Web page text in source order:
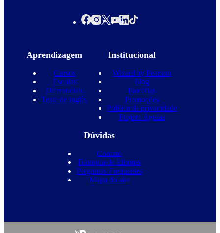
Aprendizagem
Cursos
Escolas
Diferenciais
Teste de inglês
Institucional
Wizard by Pearson
Blog
Parcerias
Promoções
Política de privacidade
Projeto Águias
Dúvidas
Contato
Franquia de Idiomas
Perguntas Frequentes
Mapa do site